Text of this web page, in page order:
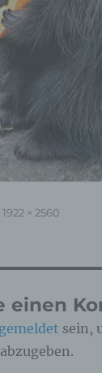
Originalgröße
1922 × 2560
einen
sein,